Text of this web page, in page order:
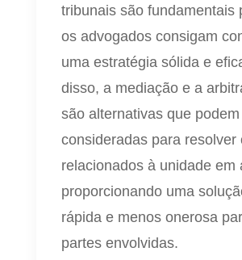
tribunais são fundamentais
os advogados consigam
uma estratégia sólida e
disso, a mediação e a
são alternativas que
consideradas para resolver
relacionados à unidade em
proporcionando uma
rápida e menos onerosa
partes envolvidas.